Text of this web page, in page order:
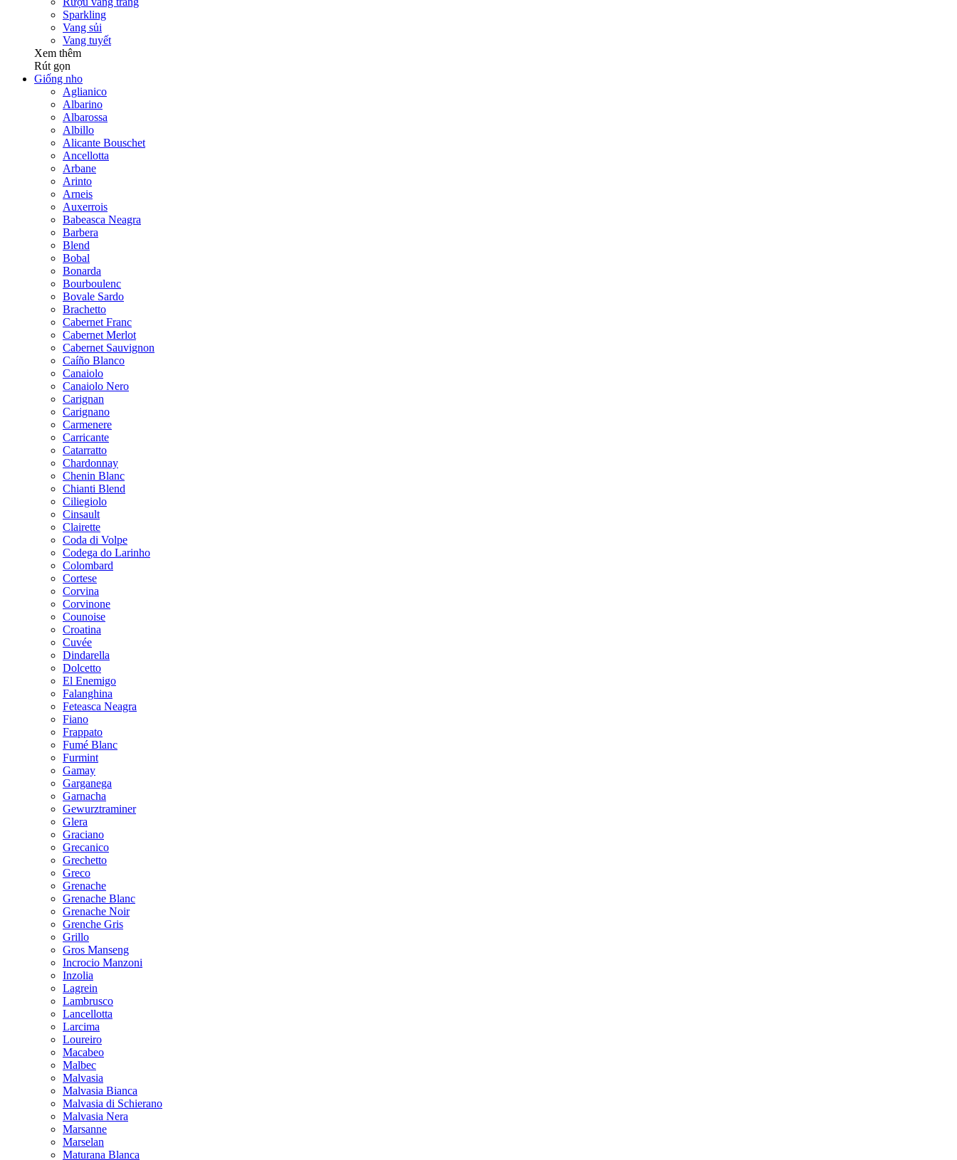
Sparkling
Vang sủi
Vang tuyết
Xem thêm
Rút gọn
Giống nho
Aglianico
Albarino
Albarossa
Albillo
Alicante Bouschet
Ancellotta
Arbane
Arinto
Arneis
Auxerrois
Babeasca Neagra
Barbera
Blend
Bobal
Bonarda
Bourboulenc
Bovale Sardo
Brachetto
Cabernet Franc
Cabernet Merlot
Cabernet Sauvignon
Caíño Blanco
Canaiolo
Canaiolo Nero
Carignan
Carignano
Carmenere
Carricante
Catarratto
Chardonnay
Chenin Blanc
Chianti Blend
Ciliegiolo
Cinsault
Clairette
Coda di Volpe
Codega do Larinho
Colombard
Cortese
Corvina
Corvinone
Counoise
Croatina
Cuvée
Dindarella
Dolcetto
El Enemigo
Falanghina
Feteasca Neagra
Fiano
Frappato
Fumé Blanc
Furmint
Gamay
Garganega
Garnacha
Gewurztraminer
Glera
Graciano
Grecanico
Grechetto
Greco
Grenache
Grenache Blanc
Grenache Noir
Grenche Gris
Grillo
Gros Manseng
Incrocio Manzoni
Inzolia
Lagrein
Lambrusco
Lancellotta
Larcima
Loureiro
Macabeo
Malbec
Malvasia
Malvasia Bianca
Malvasia di Schierano
Malvasia Nera
Marsanne
Marselan
Maturana Blanca